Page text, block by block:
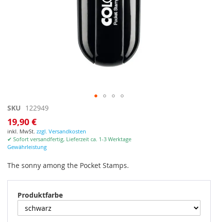
Zum
Anfang
der
Bildgalerie
springen
SKU 122949
19,90 €
inkl. MwSt. zzgl. Versandkosten
✔ Sofort versandfertig, Lieferzeit ca. 1-3 Werktage
Gewährleistung
The sonny among the Pocket Stamps.
Produktfarbe